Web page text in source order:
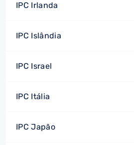
IPC Irlanda
IPC Islândia
IPC Israel
IPC Itália
IPC Japão